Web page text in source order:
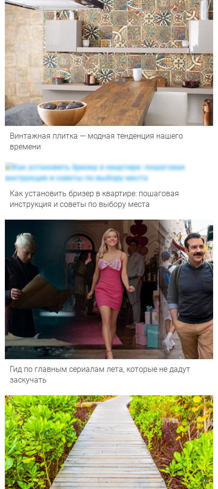
Винтажная плитка — модная тенденция нашего
времени
Как установить бризер в квартире: пошаговая
инструкция и советы по выбору места
Гид по главным сериалам лета, которые не дадут
заскучать